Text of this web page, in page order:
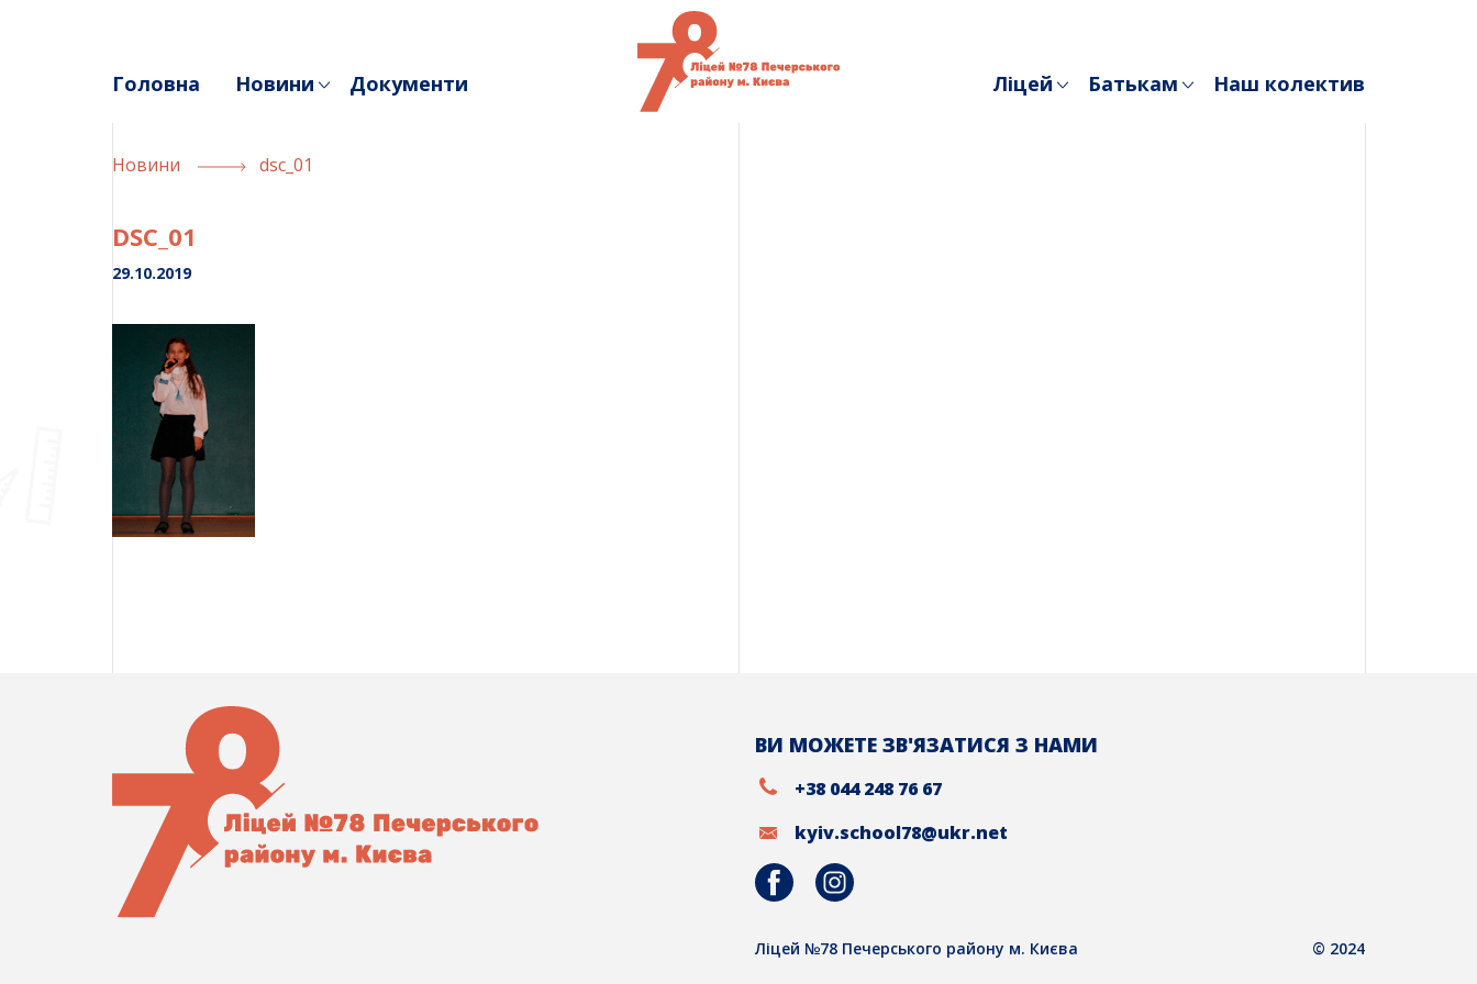
Головна Новини Документи Ліцей Батькам Наш колектив
Новини dsc_01
DSC_01
29.10.2019
ВИ МОЖЕТЕ ЗВ'ЯЗАТИСЯ З НАМИ
+38 044 248 76 67
kyiv.school78@ukr.net
Ліцей №78 Печерського району м. Києва © 2024